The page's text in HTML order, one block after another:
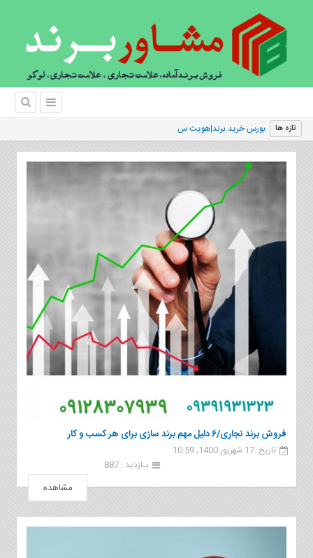
تازه ها بورس خرید برند|هویت سازی برند و برند سازی
فروش برند تجاری/۶ دلیل مهم برند سازی برای هر کسب و کار
تاریخ :17 شهریور 1400, 10:59
بـازدید : 887
مشاهده